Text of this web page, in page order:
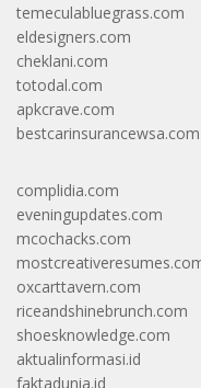
temeculabluegrass.com
eldesigners.com
cheklani.com
totodal.com
apkcrave.com
bestcarinsurancewsa.com
complidia.com
eveningupdates.com
mcochacks.com
oxcarttavern.com
riceandshinebrunch.com
shoesknowledge.com
aktualinformasi.id
faktadunia.id